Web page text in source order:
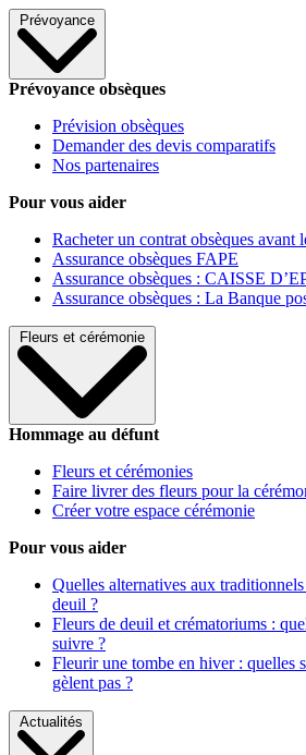
Prévoyance
Prévoyance obsèques
Prévision obsèques
Demander des devis comparatifs
Nos partenaires
Pour vous aider
Racheter un contrat obsèques avant
Assurance obsèques FAPE
Assurance obsèques : CAISSE
Assurance obsèques : La Banque
Fleurs et cérémonie
Hommage au défunt
Fleurs et cérémonies
Faire livrer des fleurs pour la
Créer votre espace cérémonie
Pour vous aider
Quelles alternatives aux
deuil ?
Fleurs de deuil et crématoriums :
suivre ?
Fleurir une tombe en hiver : quelles
gèlent pas ?
Actualités